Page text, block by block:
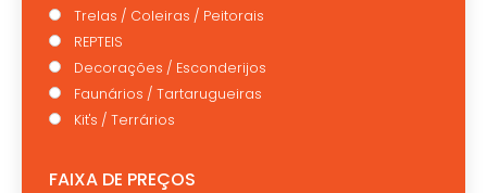
Trelas / Coleiras / Peitorais
REPTEIS
Decorações / Esconderijos
Faunários / Tartarugueiras
Kit's / Terrários
FAIXA DE PREÇOS